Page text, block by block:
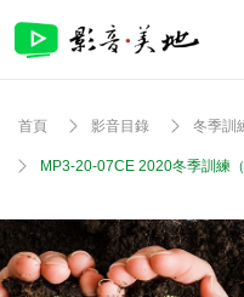
首頁 影音目錄 冬季訓
MP3-20-07CE 2020冬季訓練（